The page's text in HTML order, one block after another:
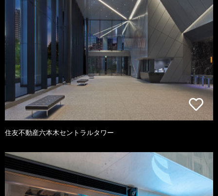
住友不動産六本木セントラルタワー